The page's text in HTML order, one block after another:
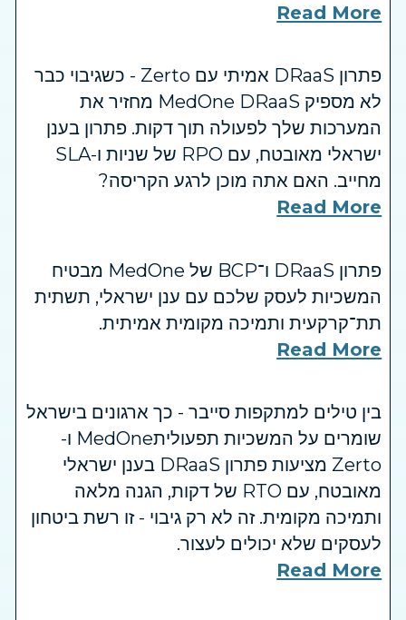
Read More
פתרון DRaaS אמיתי עם Zerto - כשגיבוי כבר
לא מספיק MedOne DRaaS מחזיר את
המערכות שלך לפעולה תוך דקות. פתרון בענן
ישראלי מאובטח, עם RPO של שניות ו-SLA
מחייב. האם אתה מוכן לרגע הקריסה?
Read More
פתרון DRaaS ו־BCP של MedOne מבטיח
המשכיות לעסק שלכם עם ענן ישראלי, תשתית
תת־קרקעית ותמיכה מקומית אמיתית.
Read More
בין טילים למתקפות סייבר - כך ארגונים בישראל
שומרים על המשכיות תפעוליתMedOne ו-
Zerto מציעות פתרון DRaaS בענן ישראלי
מאובטח, עם RTO של דקות, הגנה מלאה
ותמיכה מקומית. זה לא רק גיבוי - זו רשת ביטחון
לעסקים שלא יכולים לעצור.
Read More